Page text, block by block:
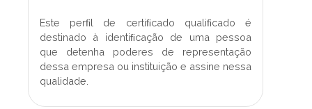
Este perﬁl de certiﬁcado qualiﬁcado é
destinado à identiﬁcação de uma pessoa
que detenha poderes de representação
dessa empresa ou instituição e assine nessa
qualidade.